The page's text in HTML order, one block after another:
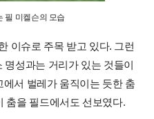
필 미켈슨의 모습
이슈로 주목 받고 있다. 그런
명성과는 거리가 있는 것들이
서 벌레가 움직이는 듯한 춤
춤을 필드에서도 선보였다.